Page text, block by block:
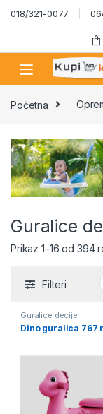
Skip to navigation
Skip to content
018/321-0077
Početna
Guralice
Prikaz 1–16 od 394
Filteri
Guralice decije
Dino guralica 767